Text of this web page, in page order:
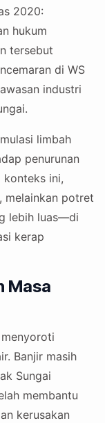
2020:
hukum
tersebut
di WS
industri
limbah
penurunan
konteks ini,
melainkan potret
lebih luas—di
kerap
Masa
Banjir masih
Sungai
membantu
kerusakan